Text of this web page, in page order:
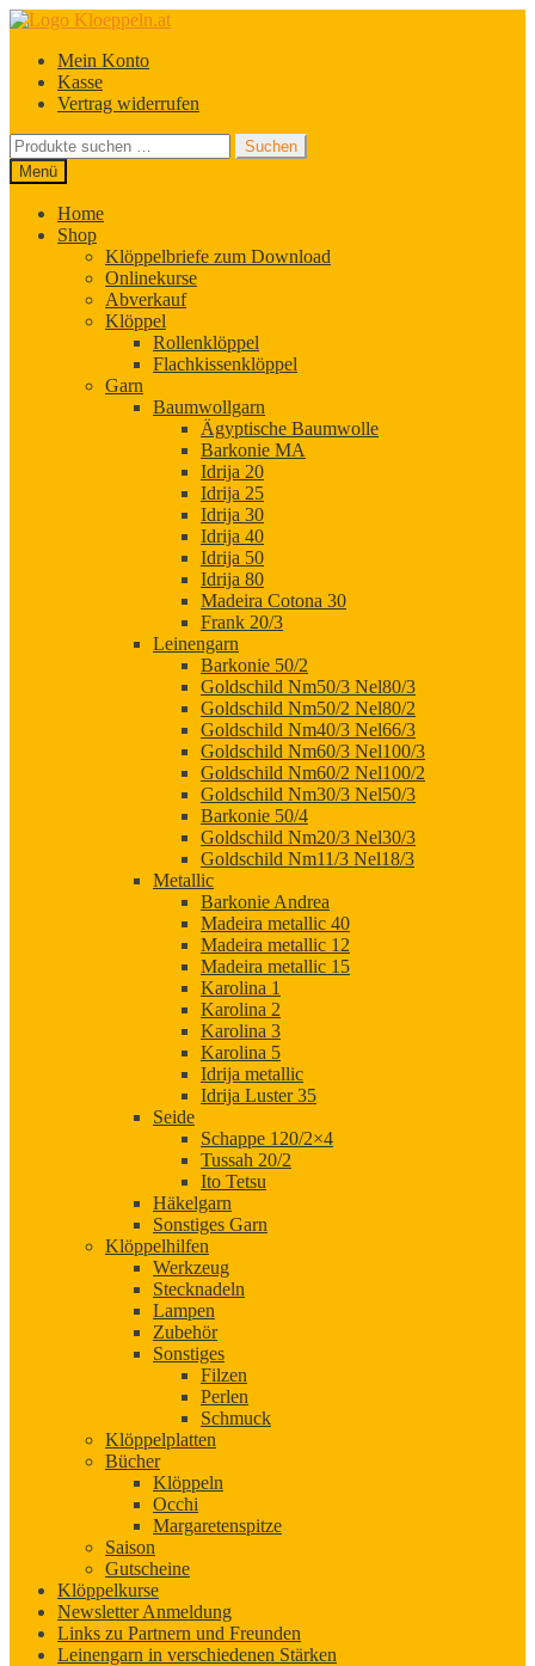
Zur
springen
Zum
springenMein Konto
Kasse
Vertrag widerrufen
Suchen
nach:
Suchen
Menü
Home
Shop
Klöppelbriefe zum Download
Onlinekurse
Abverkauf
Klöppel
Rollenklöppel
Flachkissenklöppel
Garn
Baumwollgarn
Ägyptische Baumwolle
Barkonie MA
Idrija 20
Idrija 25
Idrija 30
Idrija 40
Idrija 50
Idrija 80
Madeira Cotona 30
Frank 20/3
Leinengarn
Barkonie 50/2
Goldschild Nm50/3 Nel80/3
Goldschild Nm50/2 Nel80/2
Goldschild Nm40/3 Nel66/3
Goldschild Nm60/3 Nel100/3
Goldschild Nm60/2 Nel100/2
Goldschild Nm30/3 Nel50/3
Barkonie 50/4
Goldschild Nm20/3 Nel30/3
Goldschild Nm11/3 Nel18/3
Metallic
Barkonie Andrea
Madeira metallic 40
Madeira metallic 12
Madeira metallic 15
Karolina 1
Karolina 2
Karolina 3
Karolina 5
Idrija metallic
Idrija Luster 35
Seide
Schappe 120/2×4
Tussah 20/2
Ito Tetsu
Häkelgarn
Sonstiges Garn
Klöppelhilfen
Werkzeug
Stecknadeln
Lampen
Zubehör
Sonstiges
Filzen
Perlen
Schmuck
Klöppelplatten
Bücher
Klöppeln
Occhi
Margaretenspitze
Saison
Gutscheine
Klöppelkurse
Newsletter Anmeldung
Links zu Partnern und Freunden
Leinengarn in verschiedenen Stärken